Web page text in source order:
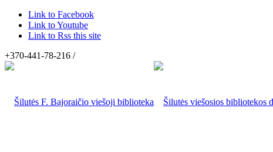
Link to Facebook
Link to Youtube
Link to Rss this site
+370-441-78-216 /